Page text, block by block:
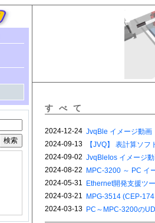
すべて